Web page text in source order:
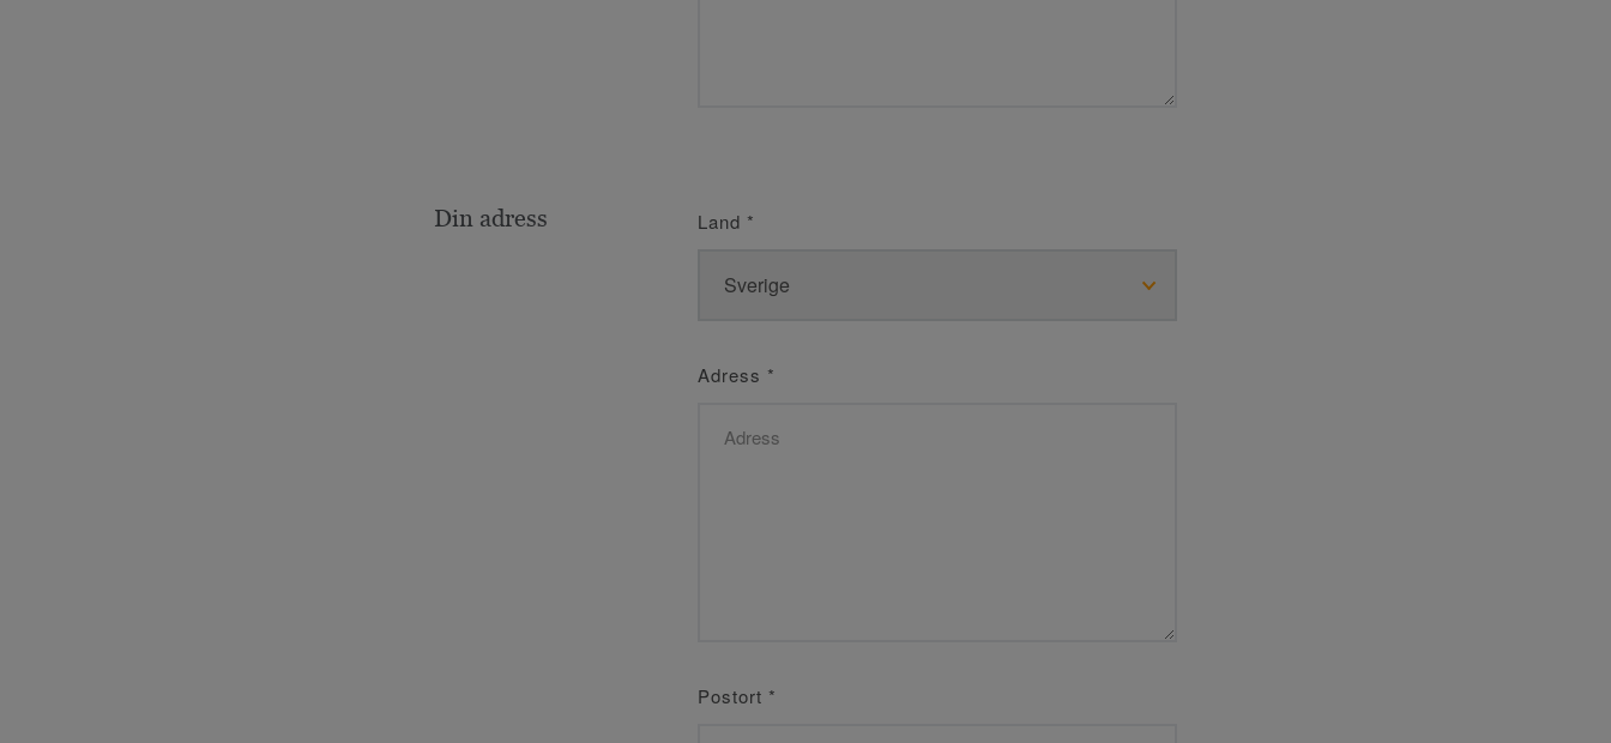
Din adress Land *
Adress *
Postort *